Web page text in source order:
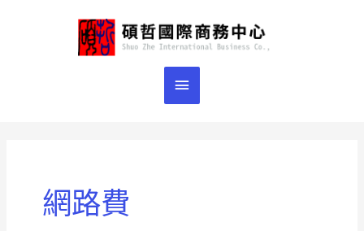
主
要
選
網路費